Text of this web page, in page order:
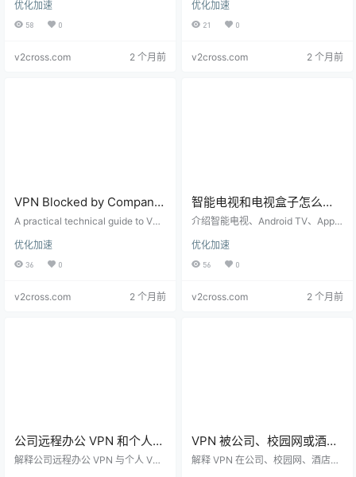
DNS, and Streaming
Compatibility
and TV boxes when native VPN a
pps are unavailable, including rout
er VPN, shared hotspot, and Smart
优化加速
58 0
v2cross.com 2 个月前
Routes, and Security
Boundaries
nal VPN services, covering Split D
NS, MFA, internal routes, device c
ompliance, and security boundari
优化加速
21 0
v2cross.com 2 个月前
VPN Blocked by Company,
Campus, or Hotel Wi-Fi?
Firewall Checks
A practical technical guide to VPN
el, and airport networks, covering
captive portals, UDP blocks, port
s, DNS, TLS, and policy boundarie
优化加速
36 0
v2cross.com 2 个月前
智能电视和电视盒子怎么用
VPN？无法安装客户端时的
方案
介绍智能电视、Android TV、Apple
端时的可行方案，包括路由器 VP
N、电脑共享热点、Smart DNS 和
兼容性风险。
优化加速
56 0
v2cross.com 2 个月前
公司远程办公 VPN 和个人
VPN 有什么区别？Split
解释公司远程办公 VPN 与个人 VPN
VPN 被公司、校园网或酒店
网络限制怎么办？端口、协
解释 VPN 在公司、校园网、酒店网